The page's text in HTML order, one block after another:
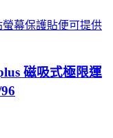
幕保護貼便可提供
磁吸式極限運